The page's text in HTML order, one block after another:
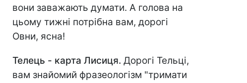
вони заважають думати. А голова на
цьому тижні потрібна вам, дорогі
Овни, ясна!
Телець - карта Лисиця. Дорогі Тельці,
вам знайомий фразеологізм "тримати